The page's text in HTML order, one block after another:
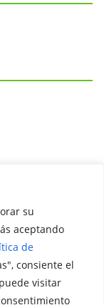
su
aceptando
de
consiente el
visitar